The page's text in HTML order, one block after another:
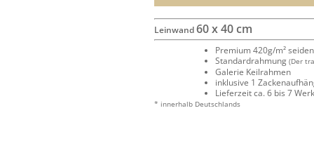
Leinwand60 x 40 cm
Premium 420g/m²
Standardrahmung (Der
Galerie Keilrahmen
inklusive 1
Lieferzeit ca. 6 bis 7
* innerhalb Deutschlands